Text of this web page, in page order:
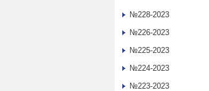
№228-2023
№226-2023
№225-2023
№224-2023
№223-2023